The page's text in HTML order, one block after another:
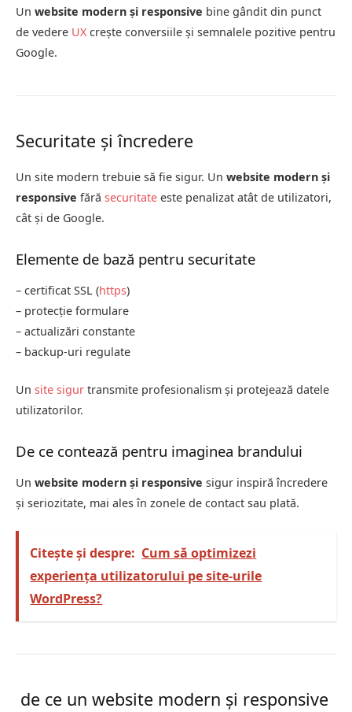
Un website modern și responsive bine gândit din punct
de vedere UX crește conversiile și semnalele pozitive pentru
Google.
Securitate și încredere
Un site modern trebuie să fie sigur. Un website modern și
responsive fără securitate este penalizat atât de utilizatori,
cât și de Google.
Elemente de bază pentru securitate
– certificat SSL (https)
– protecție formulare
– actualizări constante
– backup-uri regulate
Un site sigur transmite profesionalism și protejează datele
utilizatorilor.
De ce contează pentru imaginea brandului
Un website modern și responsive sigur inspiră încredere
și seriozitate, mai ales în zonele de contact sau plată.
Citește și despre: Cum să optimizezi
experiența utilizatorului pe site-urile
WordPress?
de ce un website modern și responsive